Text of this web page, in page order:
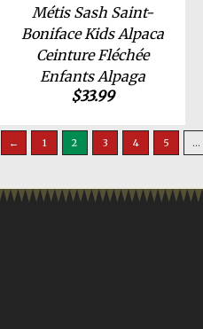
Métis Sash Saint-
Boniface Kids Alpaca
Ceinture Fléchée
Enfants Alpaga
$33.99
← 1 2 3 4 5 …